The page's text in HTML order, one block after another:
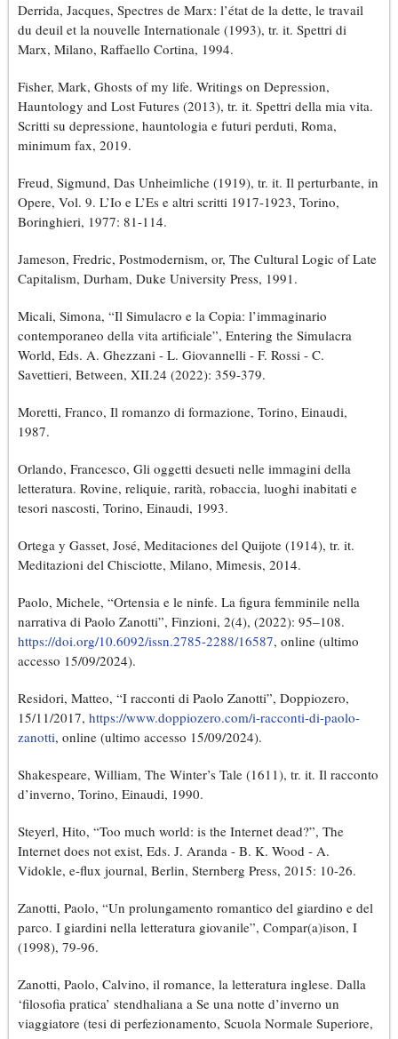
Derrida, Jacques, Spectres de Marx: l’état de la dette, le travail
du deuil et la nouvelle Internationale (1993), tr. it. Spettri di
Marx, Milano, Raffaello Cortina, 1994.
Fisher, Mark, Ghosts of my life. Writings on Depression,
Hauntology and Lost Futures (2013), tr. it. Spettri della mia vita.
Scritti su depressione, hauntologia e futuri perduti, Roma,
minimum fax, 2019.
Freud, Sigmund, Das Unheimliche (1919), tr. it. Il perturbante, in
Opere, Vol. 9. L’Io e L’Es e altri scritti 1917-1923, Torino,
Boringhieri, 1977: 81-114.
Jameson, Fredric, Postmodernism, or, The Cultural Logic of Late
Capitalism, Durham, Duke University Press, 1991.
Micali, Simona, “Il Simulacro e la Copia: l’immaginario
contemporaneo della vita artificiale”, Entering the Simulacra
World, Eds. A. Ghezzani - L. Giovannelli - F. Rossi - C.
Savettieri, Between, XII.24 (2022): 359-379.
Moretti, Franco, Il romanzo di formazione, Torino, Einaudi,
1987.
Orlando, Francesco, Gli oggetti desueti nelle immagini della
letteratura. Rovine, reliquie, rarità, robaccia, luoghi inabitati e
tesori nascosti, Torino, Einaudi, 1993.
Ortega y Gasset, José, Meditaciones del Quijote (1914), tr. it.
Meditazioni del Chisciotte, Milano, Mimesis, 2014.
Paolo, Michele, “Ortensia e le ninfe. La figura femminile nella
narrativa di Paolo Zanotti”, Finzioni, 2(4), (2022): 95–108.
https://doi.org/10.6092/issn.2785-2288/16587, online (ultimo
accesso 15/09/2024).
Residori, Matteo, “I racconti di Paolo Zanotti”, Doppiozero,
15/11/2017, https://www.doppiozero.com/i-racconti-di-paolo-
zanotti, online (ultimo accesso 15/09/2024).
Shakespeare, William, The Winter’s Tale (1611), tr. it. Il racconto
d’inverno, Torino, Einaudi, 1990.
Steyerl, Hito, “Too much world: is the Internet dead?”, The
Internet does not exist, Eds. J. Aranda - B. K. Wood - A.
Vidokle, e-flux journal, Berlin, Sternberg Press, 2015: 10-26.
Zanotti, Paolo, “Un prolungamento romantico del giardino e del
parco. I giardini nella letteratura giovanile”, Compar(a)ison, I
(1998), 79-96.
Zanotti, Paolo, Calvino, il romance, la letteratura inglese. Dalla
‘filosofia pratica’ stendhaliana a Se una notte d’inverno un
viaggiatore (tesi di perfezionamento, Scuola Normale Superiore,